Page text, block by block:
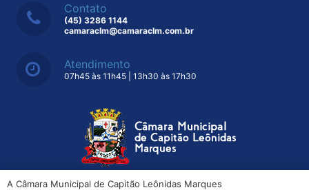
Contato
(45) 3286 1144
camaraclm@camaraclm.com.br
Atendimento
07h45 às 11h45 | 13h30 às 17h30
A Câmara Municipal de Capitão Leônidas Marques